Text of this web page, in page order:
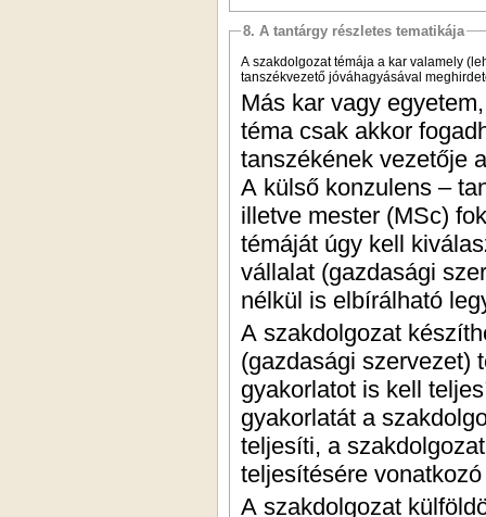
8. A tantárgy részletes tematikája
A szakdolgozat témája a kar valamely
tanszékvezető jóváhagyásával
Más kar vagy
téma csak akkor
tanszékének vezetője
A külső konzulens –
illetve mester (MSc)
témáját úgy kell
vállalat (gazdasági
nélkül is elbírálható
A szakdolgozat
(gazdasági szervezet)
gyakorlatot is kell
gyakorlatát a
teljesíti, a
teljesítésére
A szakdolgozat